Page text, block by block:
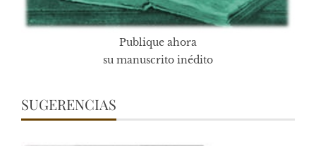
Publique ahora
su manuscrito inédito
SUGERENCIAS